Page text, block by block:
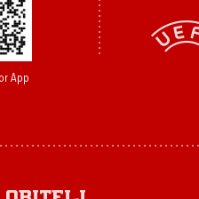
App